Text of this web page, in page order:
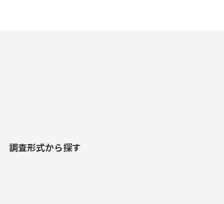
調査形式から探す